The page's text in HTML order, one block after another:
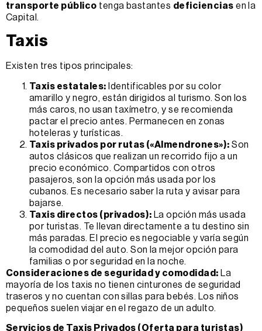
transporte público tenga bastantes deficiencias en la
Capital.
Taxis
Existen tres tipos principales:
Taxis estatales: Identificables por su color
amarillo y negro, están dirigidos al turismo. Son los
más caros, no usan taxímetro, y se recomienda
pactar el precio antes. Permanecen en zonas
hoteleras y turísticas.
Taxis privados por rutas («Almendrones»): Son
autos clásicos que realizan un recorrido fijo a un
precio económico. Compartidos con otros
pasajeros, son la opción más usada por los
cubanos. Es necesario saber la ruta y avisar para
bajarse.
Taxis directos (privados): La opción más usada
por turistas. Te llevan directamente a tu destino sin
más paradas. El precio es negociable y varía según
la comodidad del auto. Son la mejor opción para
familias o por seguridad en la noche.
Consideraciones de seguridad y comodidad: La
mayoría de los taxis no tienen cinturones de seguridad
traseros y no cuentan con sillas para bebés. Los niños
pequeños suelen viajar en el regazo de un adulto.
Servicios de Taxis Privados (Oferta para turistas)